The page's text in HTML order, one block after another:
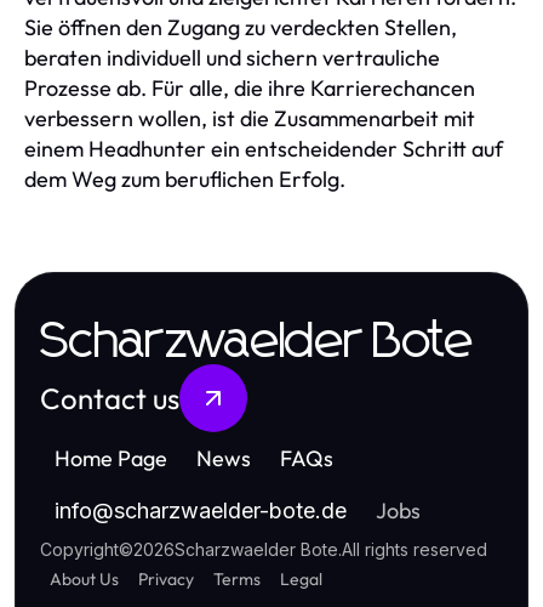
Sie öffnen den Zugang zu verdeckten Stellen,
beraten individuell und sichern vertrauliche
Prozesse ab. Für alle, die ihre Karrierechancen
verbessern wollen, ist die Zusammenarbeit mit
einem Headhunter ein entscheidender Schritt auf
dem Weg zum beruflichen Erfolg.
Scharzwaelder Bote
Contact us
Home Page News FAQs
info@scharzwaelder-bote.de Jobs
Copyright©2026Scharzwaelder Bote.All rights reserved
About Us Privacy Terms Legal